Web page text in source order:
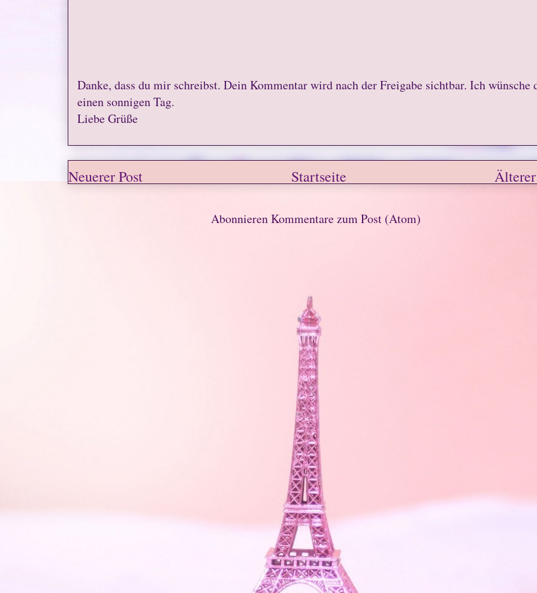
Danke, dass du mir schreibst. Dein Kommentar wird nach der Freigabe sichtbar. Ich wünsche
einen sonnigen Tag.
Liebe Grüße
Neuerer Post Startseite
AbonnierenKommentare zum Post (Atom)